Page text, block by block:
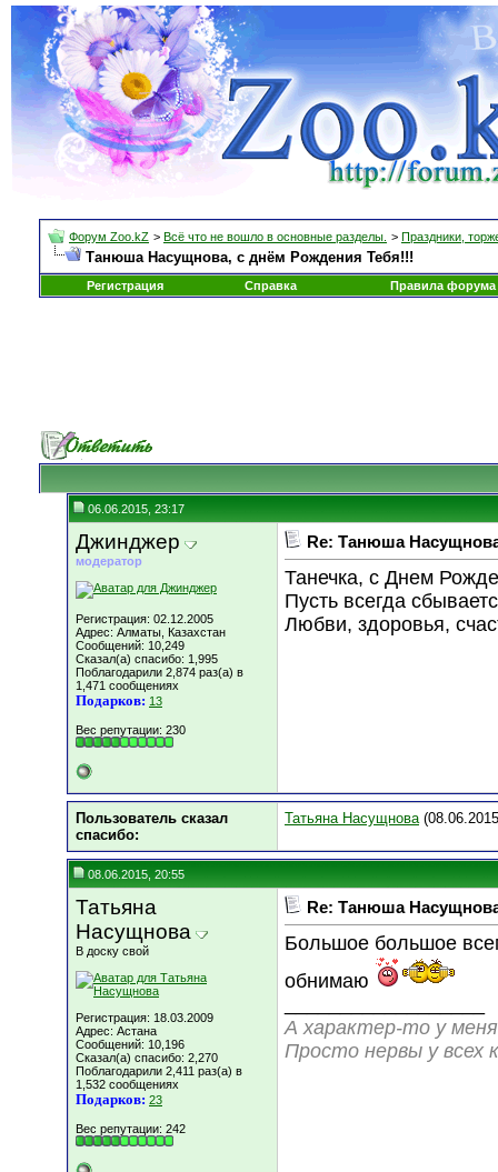
Форум Zoo.kZ > Всё что не вошло в основные разделы. > Праздники,
Танюша Насущнова, с днём Рождения Тебя!!!
Регистрация Справка Правила форума
06.06.2015, 23:17
Джинджер
модератор
Регистрация: 02.12.2005
Адрес: Алматы, Казахстан
Сообщений: 10,249
Сказал(а) спасибо: 1,995
Поблагодарили 2,874 раз(а) в
1,471 сообщениях
Подарков: 13
Вес репутации: 230
Re: Танюша
Танечка, с Днем
Пусть всегда
Любви, здоровья,
Пользователь сказал
cпасибо:
Татьяна Насущнова
08.06.2015, 20:55
Татьяна
Насущнова
В доску свой
Регистрация: 18.03.2009
Адрес: Астана
Сообщений: 10,196
Сказал(а) спасибо: 2,270
Поблагодарили 2,411 раз(а) в
1,532 сообщениях
Подарков: 23
Вес репутации: 242
Re: Танюша
Большое большое
обнимаю
А характер-то у
Просто нервы у всех